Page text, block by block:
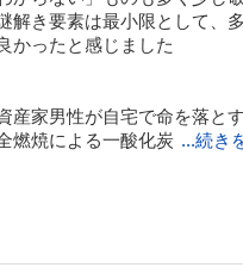
解き要素は最小限として、
かったと感じました
産家男性が自宅で命を落と
燃焼による一酸化炭 ...続き
きく向かうと思われたが、
する壮大な復讐劇の始まり